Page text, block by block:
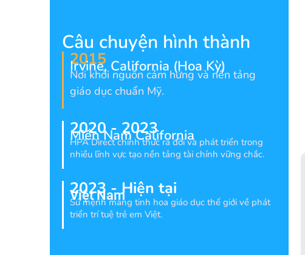
Câu chuyện hình thành
2015
Irvine, California (Hoa Kỳ)
Nơi khởi nguồn cảm hứng và nền tảng
giáo dục chuẩn Mỹ.
2020 - 2023
Miền Nam California
HPA Direct chính thức ra đời và phát triển trong
nhiều lĩnh vực tạo nền tảng tài chính vững chắc.
2023 - Hiện tại
Việt Nam
Sứ mệnh mang tinh hoa giáo dục thế giới về phát
triển trí tuệ trẻ em Việt.